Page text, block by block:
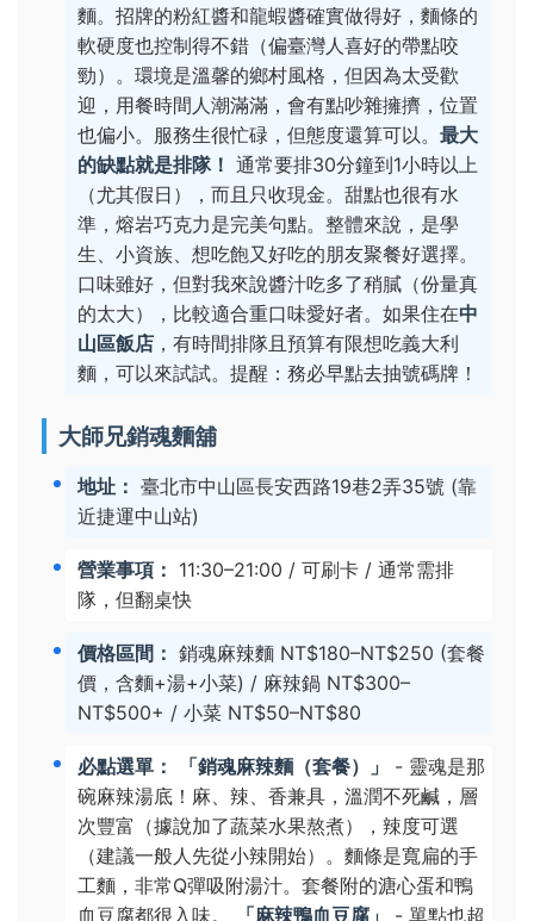
麵。招牌的粉紅醬和龍蝦醬確實做得好，麵條的
軟硬度也控制得不錯（偏臺灣人喜好的帶點咬
勁）。環境是溫馨的鄉村風格，但因為太受歡
迎，用餐時間人潮滿滿，會有點吵雜擁擠，位置
也偏小。服務生很忙碌，但態度還算可以。 最大
的缺點就是排隊！ 通常要排30分鐘到1小時以上
（尤其假日），而且只收現金。甜點也很有水
準，熔岩巧克力是完美句點。整體來說，是學
生、小資族、想吃飽又好吃的朋友聚餐好選擇。
口味雖好，但對我來說醬汁吃多了稍膩（份量真
的太大），比較適合重口味愛好者。如果住在中
山區飯店 ，有時間排隊且預算有限想吃義大利
麵，可以來試試。提醒：務必早點去抽號碼牌！
大師兄銷魂麵舖
地址： 臺北市中山區長安西路19巷2弄35號 (靠
近捷運中山站)
營業事項： 11:30–21:00 / 可刷卡 / 通常需排
隊，但翻桌快
價格區間： 銷魂麻辣麵 NT$180–NT$250 (套餐
價，含麵+湯+小菜) / 麻辣鍋 NT$300–
NT$500+ / 小菜 NT$50–NT$80
必點選單： 「銷魂麻辣麵（套餐）」
- 靈魂是那
碗麻辣湯底！麻、辣、香兼具，溫潤不死鹹，層
次豐富（據說加了蔬菜水果熬煮），辣度可選
（建議一般人先從小辣開始）。麵條是寬扁的手
工麵，非常Q彈吸附湯汁。套餐附的溏心蛋和鴨
血豆腐都很入味。
「麻辣鴨血豆腐」
- 單點也超